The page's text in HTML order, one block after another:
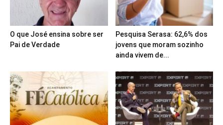
O que José ensina sobre ser
Pai de Verdade
Pesquisa Serasa: 62,6% dos
jovens que moram sozinho
ainda vivem de...